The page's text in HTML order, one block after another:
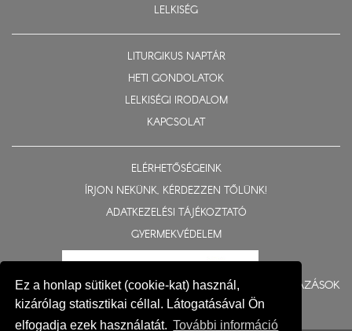
Ez a honlap sütiket (cookie-kat) használ,
kizárólag statisztikai céllal. Látogatásával Ön
elfogadja ezek használatát. További információ
LELKISÉG
LITURGIKUS NAPTÁR
HETI GONDOLATOK
LELKISÉGI IRODALOM
KAPCSOLAT
ELÉRHETŐSÉGEINK
ÍRJON NEKÜNK, KÉRDEZZEN TŐLÜNK!
ADATKEZELÉSI TÁJÉKOZTATÓ
GYERMEKVÉDELEM
BERUHÁZÁSOK